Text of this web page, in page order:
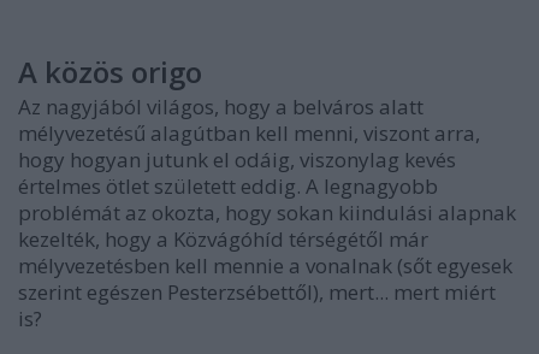
A közös origo
Az nagyjából világos, hogy a belváros alatt
mélyvezetésű alagútban kell menni, viszont arra,
hogy hogyan jutunk el odáig, viszonylag kevés
értelmes ötlet született eddig. A legnagyobb
problémát az okozta, hogy sokan kiindulási alapnak
kezelték, hogy a Közvágóhíd térségétől már
mélyvezetésben kell mennie a vonalnak (sőt egyesek
szerint egészen Pesterzsébettől), mert... mert miért
is?